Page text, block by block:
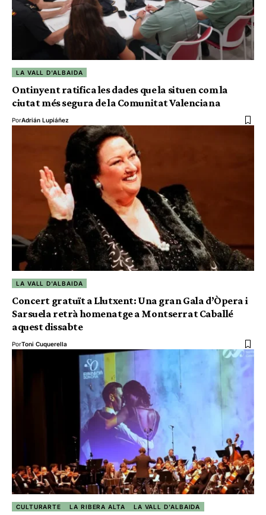
LA VALL D'ALBAIDA
Ontinyent ratifica les dades que la situen com la
ciutat més segura de la Comunitat Valenciana
PorAdrián Lupiáñez
LA VALL D'ALBAIDA
Concert gratuït a Llutxent: Una gran Gala d’Òpera i
Sarsuela retrà homenatge a Montserrat Caballé
aquest dissabte
PorToni Cuquerella
CULTURARTE LA RIBERA ALTA LA VALL D'ALBAIDA